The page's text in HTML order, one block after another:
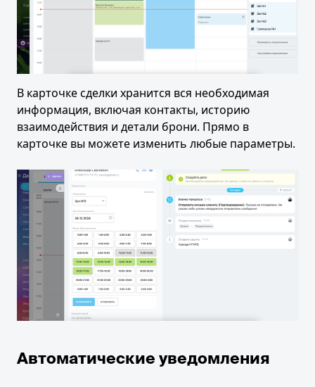
В карточке сделки хранится вся необходимая
информация, включая контакты, историю
взаимодействия и детали брони. Прямо в
карточке вы можете изменить любые параметры.
Автоматические уведомления